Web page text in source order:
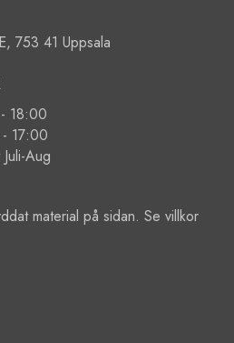
753 41 Uppsala
18:00
Aug
material på sidan. Se villkor